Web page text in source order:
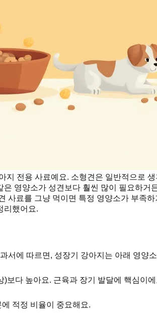
전용 사료예요. 소형견은 일반적으로
영양소가 성견보다 훨씬 많이 필요하
료를 그냥 먹이면 특정 영양소가 부족
리했어요.
서에 따르면, 성장기 강아지는 아래 영양
보다 높아요. 근육과 장기 발달에 핵심이
적정 비율이 중요해요.